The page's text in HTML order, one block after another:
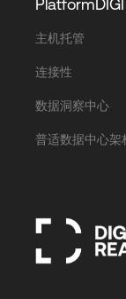
主机托管
连接性
数据洞察中心
普适数据中心架